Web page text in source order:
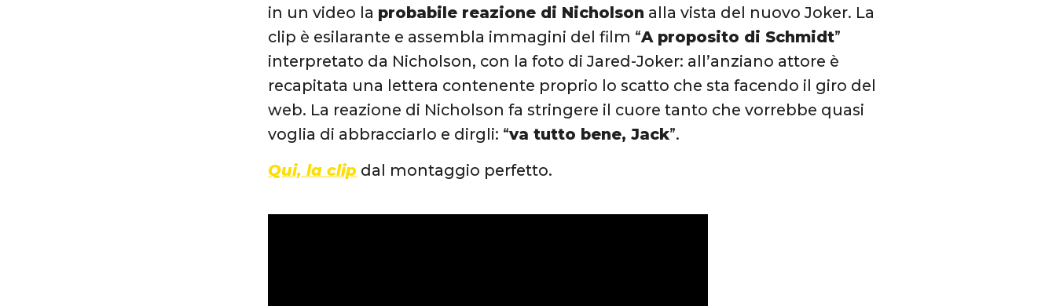
in un video la probabile reazione di Nicholson alla vista del nuovo Joker. La
clip è esilarante e assembla immagini del film “A proposito di Schmidt”
interpretato da Nicholson, con la foto di Jared-Joker: all’anziano attore è
recapitata una lettera contenente proprio lo scatto che sta facendo il giro del
web. La reazione di Nicholson fa stringere il cuore tanto che vorrebbe quasi
voglia di abbracciarlo e dirgli: “va tutto bene, Jack”.
Qui, la clip dal montaggio perfetto.